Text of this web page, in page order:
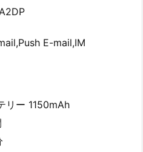
E-mail,IM
リー 1150mAh